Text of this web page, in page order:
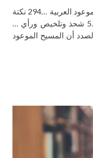
المظاهر الإعجازية في لغة المسيح الموعود العربية …294 نكتة
الخلط بين أم التعيينية وأو التخييرية ..5 شحذ وتلخيص ورأي …
أن المسيح الموعود